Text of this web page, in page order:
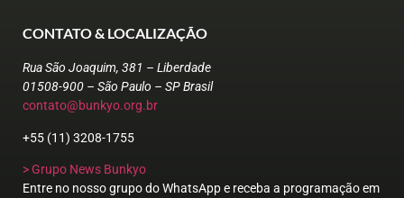
CONTATO & LOCALIZAÇÃO
Rua São Joaquim, 381 – Liberdade
01508-900 – São Paulo – SP Brasil
contato@bunkyo.org.br
+55 (11) 3208-1755
> Grupo News Bunkyo
Entre no nosso grupo do WhatsApp e receba a programação em